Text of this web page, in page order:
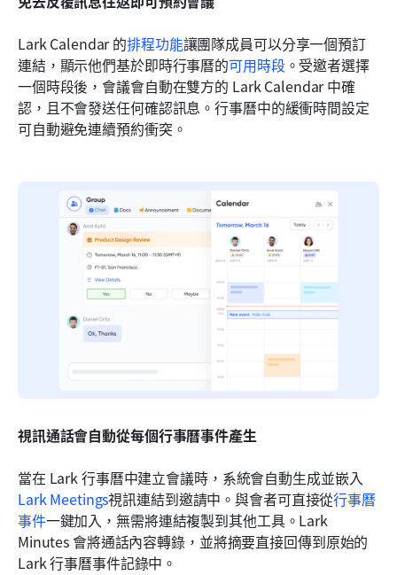
Lark Calendar 的排程功能讓團隊成員可以分享一個預訂
連結，顯示他們基於即時行事曆的可用時段。受邀者選擇
一個時段後，會議會自動在雙方的 Lark Calendar 中確
認，且不會發送任何確認訊息。行事曆中的緩衝時間設定
可自動避免連續預約衝突。
視訊通話會自動從每個行事曆事件產生
當在 Lark 行事曆中建立會議時，系統會自動生成並嵌入
Lark Meetings視訊連結到邀請中。與會者可直接從行事曆
事件一鍵加入，無需將連結複製到其他工具。Lark
Minutes 會將通話內容轉錄，並將摘要直接回傳到原始的
Lark 行事曆事件記錄中。